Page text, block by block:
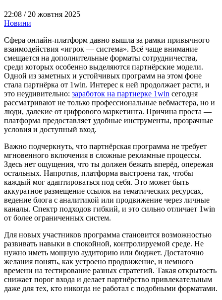
22:08 / 20 жовтня 2025
Новини
Сфера онлайн-платформ давно вышла за рамки привычного
взаимодействия «игрок — система». Всё чаще внимание
смещается на дополнительные форматы сотрудничества,
среди которых особенно выделяются партнёрские модели.
Одной из заметных и устойчивых программ на этом фоне
стала партнёрка от 1win. Интерес к ней продолжает расти, и
это неудивительно: заработок на партнерке 1win сегодня
рассматривают не только профессиональные вебмастера, но и
люди, далекие от цифрового маркетинга. Причина проста —
платформа предоставляет удобные инструменты, прозрачные
условия и доступный вход.
Важно подчеркнуть, что партнёрская программа не требует
мгновенного включения в сложные рекламные процессы.
Здесь нет ощущения, что ты должен бежать вперёд, опережая
остальных. Напротив, платформа выстроена так, чтобы
каждый мог адаптироваться под себя. Это может быть
аккуратное размещение ссылок на тематических ресурсах,
ведение блога с аналитикой или продвижение через личные
каналы. Спектр подходов гибкий, и это сильно отличает 1win
от более ограниченных систем.
Для новых участников программа становится возможностью
развивать навыки в спокойной, контролируемой среде. Не
нужно иметь мощную аудиторию или бюджет. Достаточно
желания понять, как устроено продвижение, и немного
времени на тестирование разных стратегий. Такая открытость
снижает порог входа и делает партнёрство привлекательным
даже для тех, кто никогда не работал с подобными форматами.